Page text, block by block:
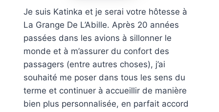
Je suis Katinka et je serai votre hôtesse à
La Grange De L’Abille. Après 20 années
passées dans les avions à sillonner le
monde et à m’assurer du confort des
passagers (entre autres choses), j’ai
souhaité me poser dans tous les sens du
terme et continuer à accueillir de manière
bien plus personnalisée, en parfait accord